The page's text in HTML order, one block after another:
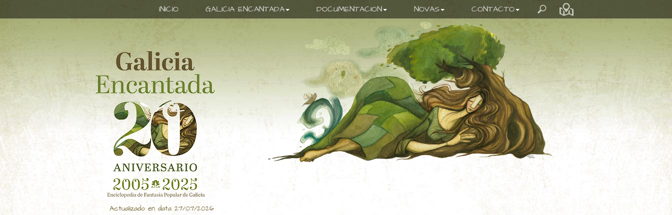
INICIO GALICIA ENCANTADA DOCUMENTACION NOVAS CONTACTO
Actualizado en data 27/07/2026